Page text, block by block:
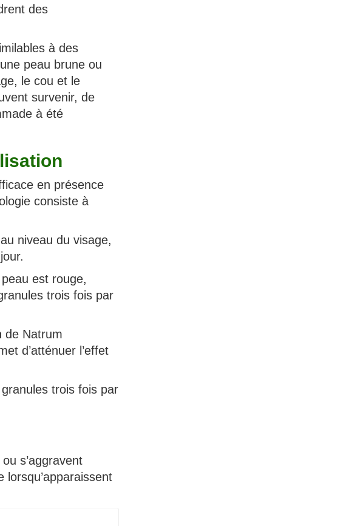
des
à des
peau brune ou
le cou et le
survenir, de
à été
en présence
consiste à
niveau du visage,
est rouge,
trois fois par
de Natrum
d’atténuer l’effet
trois fois par
s’aggravent